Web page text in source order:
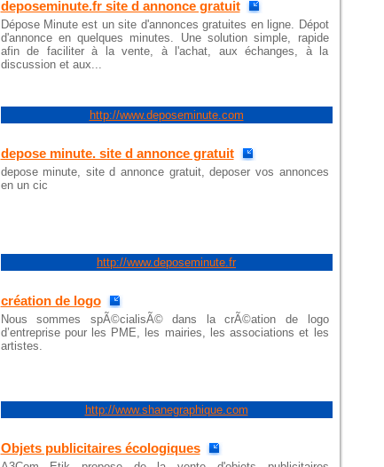
deposeminute.fr site d annonce gratuit
Dépose Minute est un site d'annonces gratuites en ligne. Dépot
d'annonce en quelques minutes. Une solution simple, rapide
afin de faciliter à la vente, à l'achat, aux échanges, à la
discussion et aux...
http://www.deposeminute.com
depose minute. site d annonce gratuit
depose minute, site d annonce gratuit, deposer vos annonces
en un cic
http://www.deposeminute.fr
création de logo
Nous sommes spÃ©cialisÃ© dans la crÃ©ation de logo
d’entreprise pour les PME, les mairies, les associations et les
artistes.
http://www.shanegraphique.com
Objets publicitaires écologiques